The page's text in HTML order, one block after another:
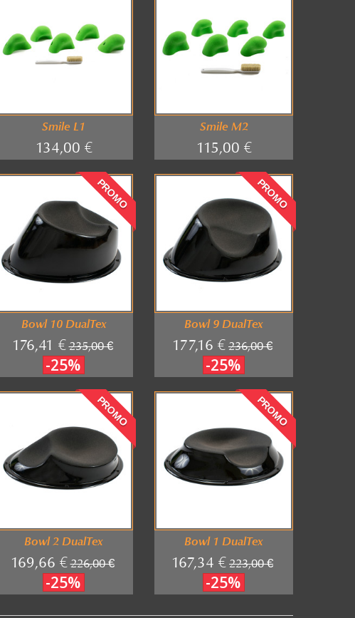
Smile L1
134,00 €
Smile M2
115,00 €
PROMO
Bowl 10 DualTex
176,41 €235,00 €
-25%
PROMO
Bowl 9 DualTex
177,16 €236,00 €
-25%
PROMO
Bowl 2 DualTex
169,66 €226,00 €
-25%
PROMO
Bowl 1 DualTex
167,34 €223,00 €
-25%